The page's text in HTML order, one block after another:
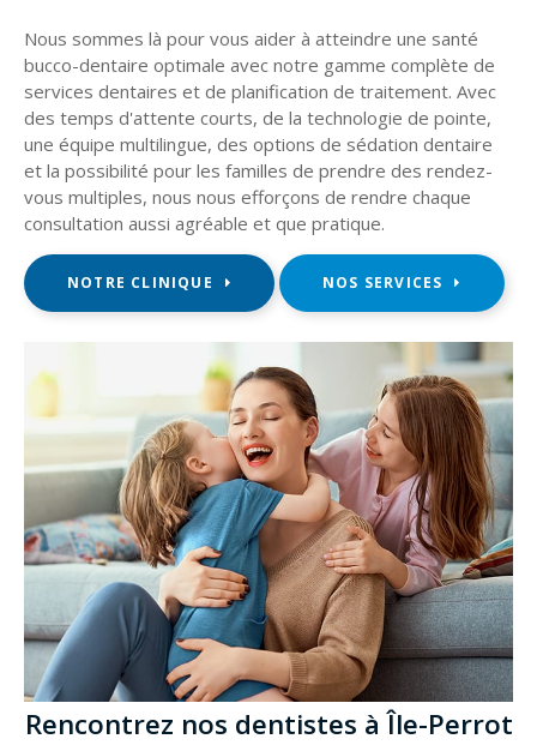
Nous sommes là pour vous aider à atteindre une santé
bucco-dentaire optimale avec notre gamme complète de
services dentaires et de planification de traitement. Avec
des temps d'attente courts, de la technologie de pointe,
une équipe multilingue, des options de sédation dentaire
et la possibilité pour les familles de prendre des rendez-
vous multiples, nous nous efforçons de rendre chaque
consultation aussi agréable et que pratique.
NOTRE CLINIQUE NOS SERVICES
Rencontrez nos dentistes à Île-Perrot